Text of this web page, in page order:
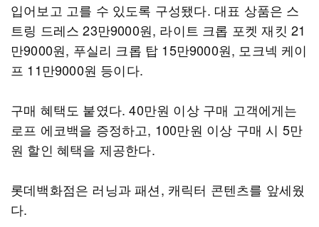
입어보고 고를 수 있도록 구성됐다. 대표 상품은 스
트링 드레스 23만9000원, 라이트 크롭 포켓 재킷 21
만9000원, 푸실리 크롭 탑 15만9000원, 모크넥 케이
프 11만9000원 등이다.
구매 혜택도 붙였다. 40만원 이상 구매 고객에게는
로프 에코백을 증정하고, 100만원 이상 구매 시 5만
원 할인 혜택을 제공한다.
롯데백화점은 러닝과 패션, 캐릭터 콘텐츠를 앞세웠
다.